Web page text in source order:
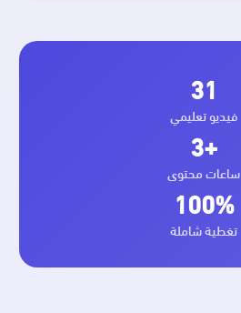
31
فيديو تعليمي
+3
ساعات محتوى
100%
تغطية شاملة